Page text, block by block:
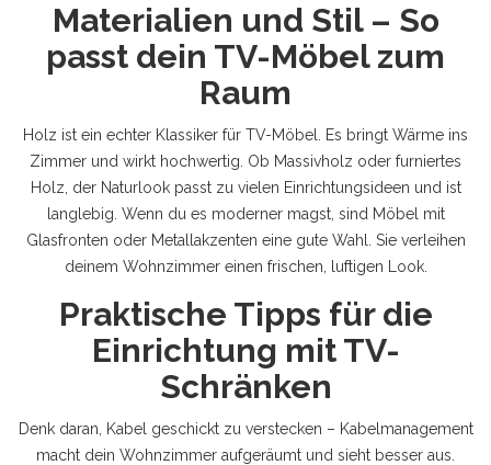
Materialien und Stil – So
passt dein TV-Möbel zum
Raum
Holz ist ein echter Klassiker für TV-Möbel. Es bringt Wärme ins
Zimmer und wirkt hochwertig. Ob Massivholz oder furniertes
Holz, der Naturlook passt zu vielen Einrichtungsideen und ist
langlebig. Wenn du es moderner magst, sind Möbel mit
Glasfronten oder Metallakzenten eine gute Wahl. Sie verleihen
deinem Wohnzimmer einen frischen, luftigen Look.
Praktische Tipps für die
Einrichtung mit TV-
Schränken
Denk daran, Kabel geschickt zu verstecken – Kabelmanagement
macht dein Wohnzimmer aufgeräumt und sieht besser aus.